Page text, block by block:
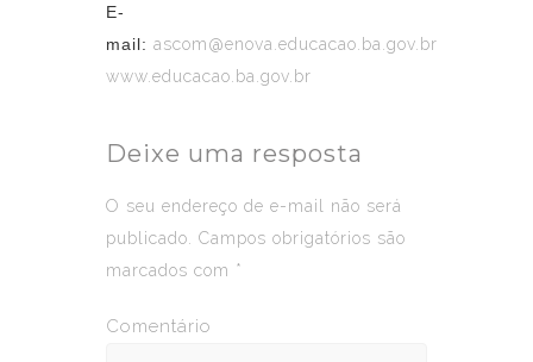
E-
mail: ascom@enova.educacao.ba.gov.br
www.educacao.ba.gov.br
Deixe uma resposta
O seu endereço de e-mail não será
publicado.
Campos obrigatórios são
marcados com *
Comentário